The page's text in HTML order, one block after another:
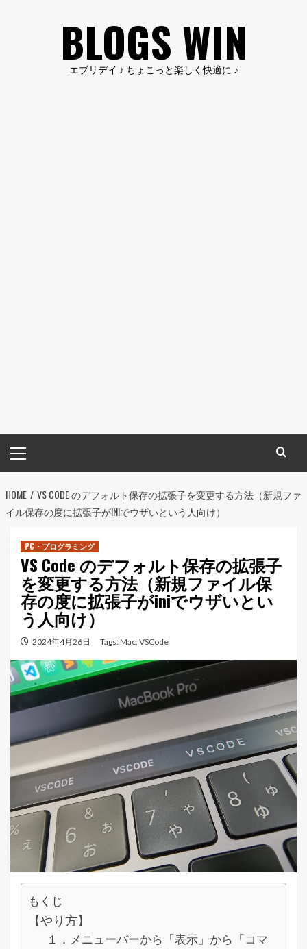
BLOGS WIN
エブリデイ ♪ ちょこっと楽しく快適に ♪
イ
ン
メ
ニ
HOME
VS CODE のデフォルト保存の拡張子を変更する方法（新規ファ
イル保存の度に拡張子がINIでウザいという人向け）
PC・プログラミング
VS Code のデフォルト保存の拡張子
を変更する方法（新規ファイル保
存の度に拡張子がiniでウザいとい
う人向け）
2024年4月26日 Tags:Mac, VSCode
もくじ
【やり方】
１．メニューバーから「表示」から「コマ